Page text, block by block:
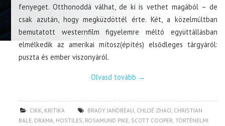
fenyeget. Otthonoddá válhat, de ki is vethet magából – de
csak azután, hogy megküzdöttél érte. Két, a közelmúltban
bemutatott westernfilm figyelemre méltó együttállásban
elmélkedik az amerikai mítosz(építés) elsődleges tárgyáról:
puszta és ember viszonyáról.
Olvasd tovább →
CIKK, KRITIKA BRADY JANDREAU, CHLOÉ ZHAO, CHRISTIAN
BALE, DRÁMA, HOSTILES, ROSAMUND PIKE, SCOTT COOPER,TÖRTÉNELMI